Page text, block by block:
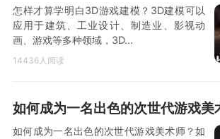
怎样才算学明白3D游戏建模？3D建模可以
应用于建筑、工业设计、制造业、影视动
画、游戏等多种领域，3D...
14436人阅读
如何成为一名出色的次世代游戏美
如何成为一名出色的次世代游戏美术师？如